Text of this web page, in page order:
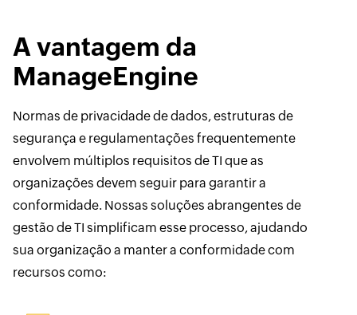
A vantagem da
ManageEngine
Normas de privacidade de dados, estruturas de
segurança e regulamentações frequentemente
envolvem múltiplos requisitos de TI que as
organizações devem seguir para garantir a
conformidade. Nossas soluções abrangentes de
gestão de TI simplificam esse processo, ajudando
sua organização a manter a conformidade com
recursos como: